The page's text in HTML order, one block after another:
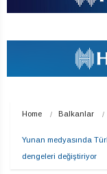
Home Balkanlar
Yunan medyasında
dengeleri değiştiriyor